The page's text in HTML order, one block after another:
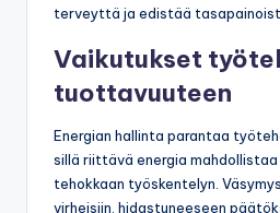
terveyttä ja edistää
Vaikutukset
tuottavuuteen
Energian hallinta parantaa
sillä riittävä energia
tehokkaan työskentelyn.
virheisiin, hidastuneeseen